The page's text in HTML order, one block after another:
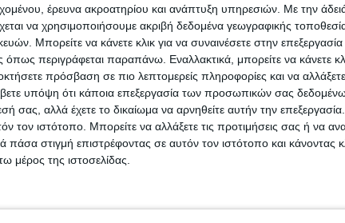
έρευνα ακροατηρίου και ανάπτυξη υπηρεσιών. Με την
να χρησιμοποιήσουμε ακριβή δεδομένα γεωγραφικής
Μπορείτε να κάνετε κλικ για να συναινέσετε στην
περιγράφεται παραπάνω. Εναλλακτικά, μπορείτε να κάνετε
πρόσβαση σε πιο λεπτομερείς πληροφορίες και να
υπόψη ότι κάποια επεξεργασία των προσωπικών σας
σας, αλλά έχετε το δικαίωμα να αρνηθείτε αυτήν την
τον ιστότοπο. Μπορείτε να αλλάξετε τις προτιμήσεις σας ή να
στιγμή επιστρέφοντας σε αυτόν τον ιστότοπο και κάνοντας
μέρος της ιστοσελίδας.
των 50 ετών.
το Μάιο και 2.425.000 τον Ιούνιο. Από την εταιρεία
την εταιρεία Johnson & Johnson, έχουμε παραλάβει 33.600
τον Ιούνιο. Η εταιρεία AstraZeneca δεν έχει
ένα αριθμό δόσεων 450.000-500.000 για κάθε μήνα.